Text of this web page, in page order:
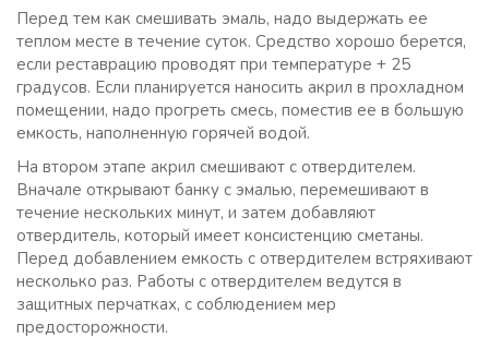
Перед тем как смешивать эмаль, надо выдержать ее
теплом месте в течение суток. Средство хорошо берется,
если реставрацию проводят при температуре + 25
градусов. Если планируется наносить акрил в прохладном
помещении, надо прогреть смесь, поместив ее в большую
емкость, наполненную горячей водой.
На втором этапе акрил смешивают с отвердителем.
Вначале открывают банку с эмалью, перемешивают в
течение нескольких минут, и затем добавляют
отвердитель, который имеет консистенцию сметаны.
Перед добавлением емкость с отвердителем встряхивают
несколько раз. Работы с отвердителем ведутся в
защитных перчатках, с соблюдением мер
предосторожности.